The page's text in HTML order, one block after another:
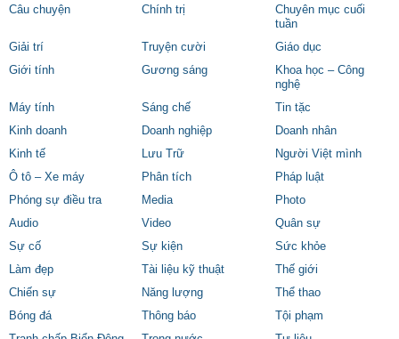
Câu chuyện
Chính trị
Chuyên mục cuối
tuần
Giải trí
Truyện cười
Giáo dục
Giới tính
Gương sáng
Khoa học – Công
nghệ
Máy tính
Sáng chế
Tin tặc
Kinh doanh
Doanh nghiệp
Doanh nhân
Kinh tế
Lưu Trữ
Người Việt mình
Ô tô – Xe máy
Phân tích
Pháp luật
Phóng sự điều tra
Media
Photo
Audio
Video
Quân sự
Sự cố
Sự kiện
Sức khỏe
Làm đẹp
Tài liệu kỹ thuật
Thế giới
Chiến sự
Năng lượng
Thể thao
Bóng đá
Thông báo
Tội phạm